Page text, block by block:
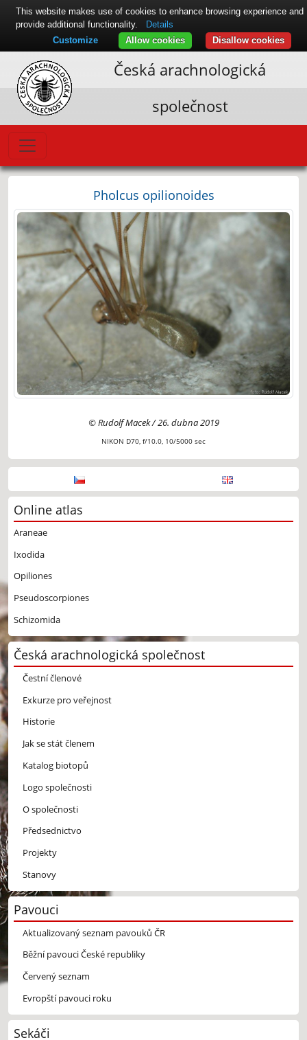
Česká arachnologická
společnost
Pholcus opilionoides
© Rudolf Macek / 26. dubna 2019
NIKON D70, f/10.0, 10/5000 sec
Online atlas
Araneae
Ixodida
Opiliones
Pseudoscorpiones
Schizomida
Česká arachnologická společnost
Čestní členové
Exkurze pro veřejnost
Historie
Jak se stát členem
Katalog biotopů
Logo společnosti
O společnosti
Předsednictvo
Projekty
Stanovy
Pavouci
Aktualizovaný seznam pavouků ČR
Běžní pavouci České republiky
Červený seznam
Evropští pavouci roku
Sekáči
This website makes use of cookies to enhance browsing experience and
provide additional functionality.
Details
Disallow cookies
Allow cookies
Customize